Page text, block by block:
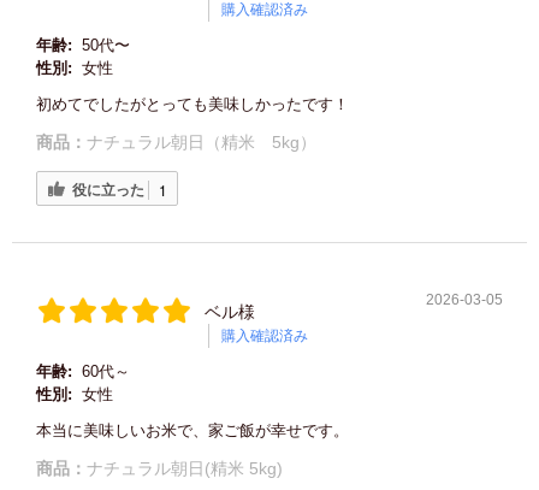
購入確認済み
年齢: 50代〜
性別: 女性
初めてでしたがとっても美味しかったです！
商品： ナチュラル朝日（精米 5kg）
役に立った 1
ベル様
購入確認済み
2026-03-05
年齢: 60代～
性別: 女性
本当に美味しいお米で、家ご飯が幸せです。
商品： ナチュラル朝日(精米 5kg)